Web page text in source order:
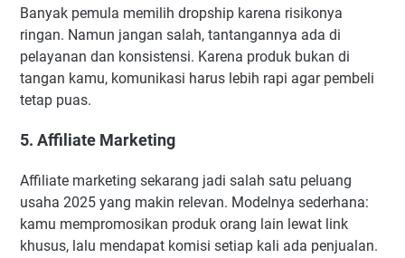
Banyak pemula memilih dropship karena risikonya
ringan. Namun jangan salah, tantangannya ada di
pelayanan dan konsistensi. Karena produk bukan di
tangan kamu, komunikasi harus lebih rapi agar pembeli
tetap puas.
5. Affiliate Marketing
Affiliate marketing sekarang jadi salah satu peluang
usaha 2025 yang makin relevan. Modelnya sederhana:
kamu mempromosikan produk orang lain lewat link
khusus, lalu mendapat komisi setiap kali ada penjualan.